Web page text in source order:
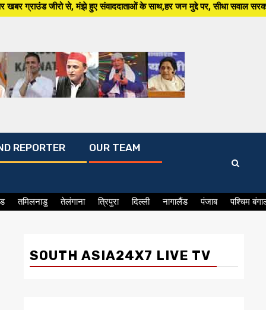
मंझे हुए संवाददाताओं के साथ,हर जन मुद्दे पर, सीधा सवाल सरकार से
REPORTER OUR TEAM
तमिलनाडु तेलंगाना त्रिपुरा दिल्ली नागालैंड पंजाब पश्चिम
SOUTH ASIA24X7 LIVE TV